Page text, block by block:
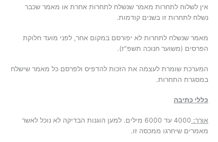
אין לשלוח לתחרות מאמר שנשלח לתחרות אחרת או מאמר שכבר
נשלח לתחרות זו בשנים קודמות.
מאמר שנשלח לתחרות לא יפורסם במקום אחר, לפני מועד חלוקת
הפרסים (משוער חנוכה תשפ"ז).
המערכת שומרת לעצמה את הזכות להדפיס ולפרסם כל מאמר שישלח
במסגרת התחרות.
כללי כתיבה
אורך: 4000
עד 6000 מילים. למען הוגנות הבדיקה לא נוכל לאשר
מאמרים שיחרגו ממכסה זו.